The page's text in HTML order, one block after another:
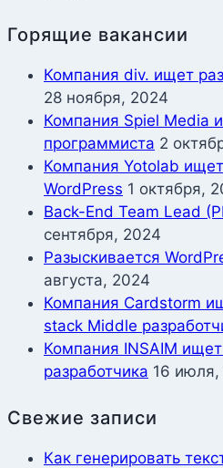
Горящие вакансии
Компания div. ищет
28 ноября, 2024
Компания Spiel Media
программиста 2
Компания Yotolab
WordPress 1 октября,
Back-End Team Lead
сентября, 2024
Разыскивается
августа, 2024
Компания Cardstorm
stack Middle
Компания INSAIM
разработчика 16 июля,
Свежие записи
Как генерировать